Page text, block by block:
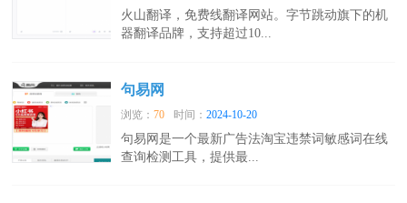
火山翻译，免费线翻译网站。字节跳动旗下的机
器翻译品牌，支持超过10...
句易网
浏览：70 时间：2024-10-20
句易网是一个最新广告法淘宝违禁词敏感词在线
查询检测工具，提供最...